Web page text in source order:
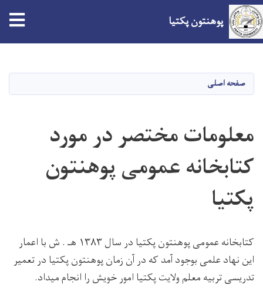
content
پوهنتون پکتیا
صفحه اصلی
معلومات مختصر در مورد
کتابخانه عمومی پوهنتون
پکتیا
کتابخانه عمومی پوهنتون پکتیا در سال ۱۳۸۳ هـ . ش با اعمار
این نهاد علمی بوجود آمد که در آن زمان پوهنتون پکتیا در تعمیر
تدریسی تربیه معلم ولایت پکتیا امور خویش را انجام میداد.